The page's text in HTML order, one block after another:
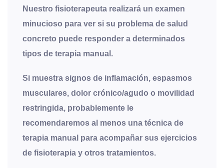
Nuestro fisioterapeuta realizará un examen
minucioso para ver si su problema de salud
concreto puede responder a determinados
tipos de terapia manual.
Si muestra signos de inflamación, espasmos
musculares, dolor crónico/agudo o movilidad
restringida, probablemente le
recomendaremos al menos una técnica de
terapia manual para acompañar sus ejercicios
de fisioterapia y otros tratamientos.